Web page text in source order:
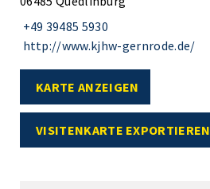
+49 39485 5930
http://www.kjhw-gernrode.de/
KARTE ANZEIGEN
VISITENKARTE EXPORTIEREN